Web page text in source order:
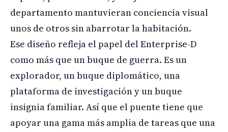
departamento mantuvieran conciencia visual
unos de otros sin abarrotar la habitación.
Ese diseño refleja el papel del Enterprise-D
como más que un buque de guerra. Es un
explorador, un buque diplomático, una
plataforma de investigación y un buque
insignia familiar. Así que el puente tiene que
apoyar una gama más amplia de tareas que una